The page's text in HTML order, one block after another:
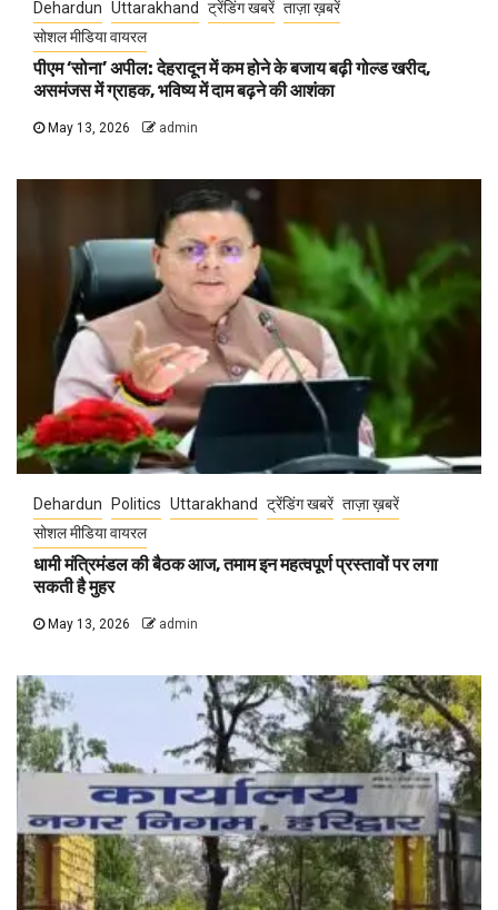
Dehardun Uttarakhand ट्रेंडिंग खबरें ताज़ा ख़बरें
सोशल मीडिया वायरल
पीएम ‘सोना’ अपील: देहरादून में कम होने के बजाय बढ़ी गोल्ड खरीद,
असमंजस में ग्राहक, भविष्य में दाम बढ़ने की आशंका
May 13, 2026 admin
Dehardun Politics Uttarakhand ट्रेंडिंग खबरें ताज़ा ख़बरें
सोशल मीडिया वायरल
धामी मंत्रिमंडल की बैठक आज, तमाम इन महत्वपूर्ण प्रस्तावों पर लगा
सकती है मुहर
May 13, 2026 admin